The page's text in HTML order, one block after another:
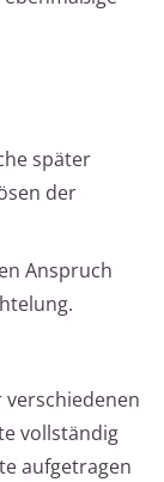
später
der
Anspruch
verschiedenen
vollständig
aufgetragen